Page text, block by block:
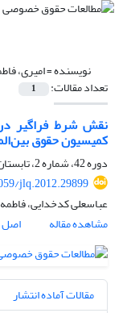
نویسنده =امیری،
تعداد مقالات: 1
نقش شرط فراگیر در
کمیسیون حقوق
دوره 42، شماره 2، تابستان 1391، صفحه
jlq.2012.29899
عباسعلی کدخدایی،
مشاهده مقاله
اصل
مقالات آماده انتشار